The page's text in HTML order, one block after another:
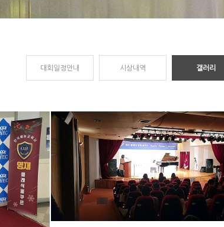
대회일정안내 시상내역 갤러리
제108회 한국영재클래식콩쿠르